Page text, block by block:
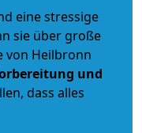
eine stressige
sie über große
von Heilbronn
und
dass alles